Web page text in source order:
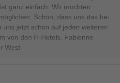
ganz einfach: Wir möchten
Schön, dass uns das bei
jetzt schon auf jeden weiteren
von den H-Hotels, Fabienne
West